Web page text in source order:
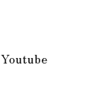
Youtube